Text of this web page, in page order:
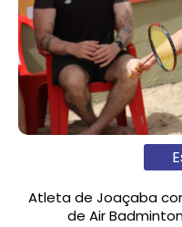
Atleta de Joaçaba
de Air